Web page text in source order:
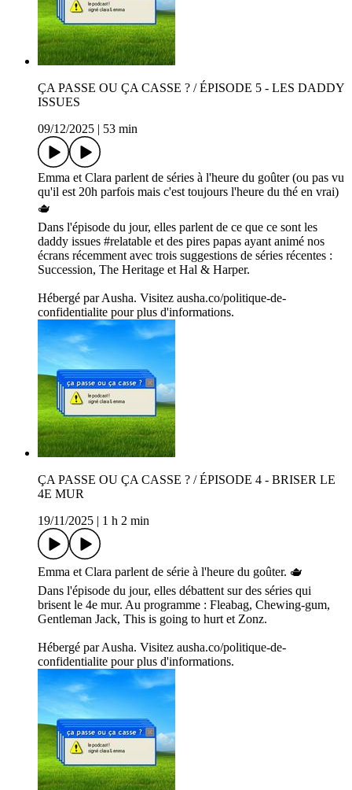
ÇA PASSE OU ÇA CASSE ? / ÉPISODE 5 - LES DADDY
ISSUES
09/12/2025
53 min
Emma et Clara parlent de séries à l'heure du goûter (ou pas vu
qu'il est 20h parfois mais c'est toujours l'heure du thé en vrai)
🫖
Dans l'épisode du jour, elles parlent de ce que ce sont les
daddy issues #relatable et des pires papas ayant animé nos
écrans récemment avec trois suggestions de séries récentes :
Succession, The Heritage et Hal & Harper.
Hébergé par Ausha. Visitez ausha.co/politique-de-
confidentialite pour plus d'informations.
ÇA PASSE OU ÇA CASSE ? / ÉPISODE 4 - BRISER LE
4E MUR
19/11/2025
1 h 2 min
Emma et Clara parlent de série à l'heure du goûter. 🫖
Dans l'épisode du jour, elles débattent sur des séries qui
brisent le 4e mur. Au programme : Fleabag, Chewing-gum,
Gentleman Jack, This is going to hurt et Zonz.
Hébergé par Ausha. Visitez ausha.co/politique-de-
confidentialite pour plus d'informations.